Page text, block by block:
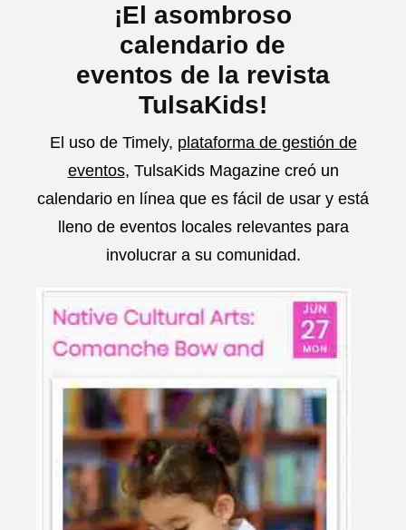
¡El asombroso
calendario de
eventos de la revista
TulsaKids!
El uso de Timely, plataforma de gestión de
eventos, TulsaKids Magazine creó un
calendario en línea que es fácil de usar y está
lleno de eventos locales relevantes para
involucrar a su comunidad.